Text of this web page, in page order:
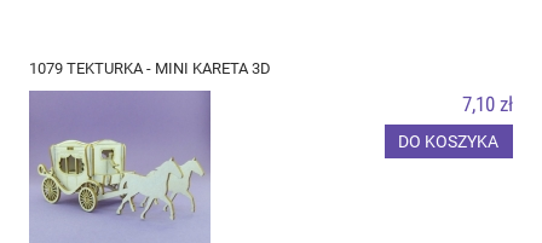
1079 TEKTURKA - MINI KARETA 3D
7,10 zł
DO KOSZYKA